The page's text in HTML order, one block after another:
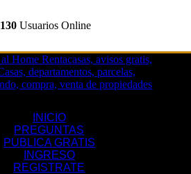
130Usuarios Online
INICIO
PREGUNTAS
PUBLICA GRATIS
INGRESO
REGISTRATE